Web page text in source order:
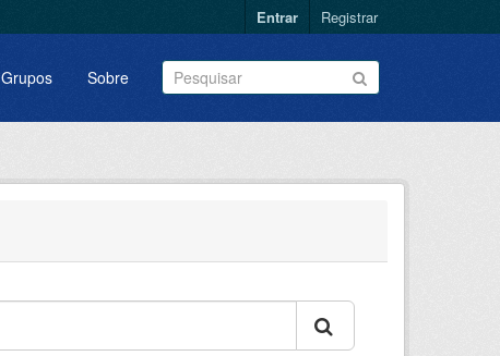
Entrar Registrar
Grupos Sobre